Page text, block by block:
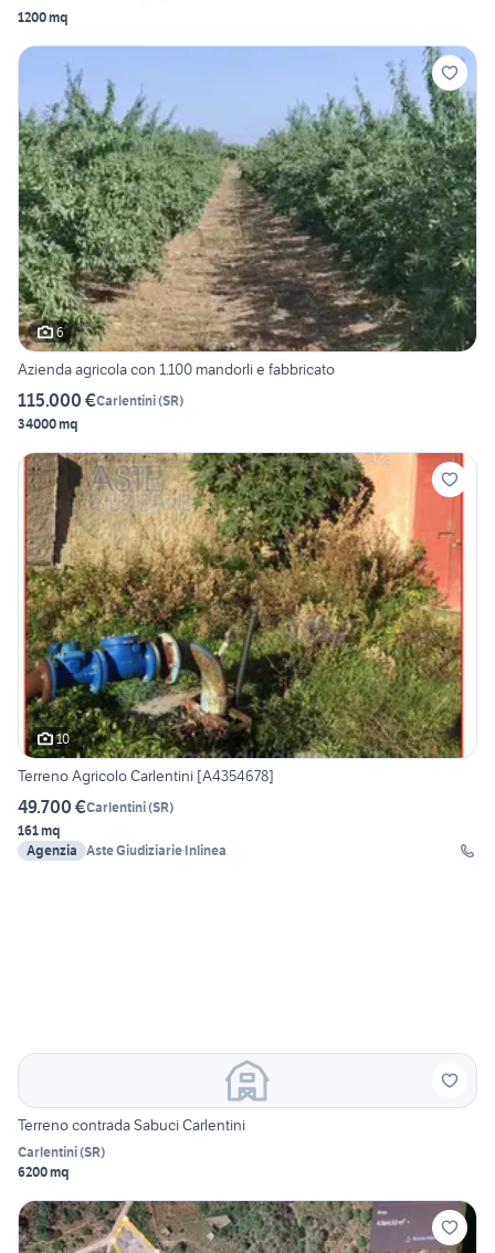
1200 mq
6
Azienda agricola con 1.100 mandorli e fabbricato
115.000 €Carlentini(SR)
34000 mq
10
Terreno Agricolo Carlentini [A4354678]
49.700 €Carlentini(SR)
161 mq
Agenzia Aste Giudiziarie Inlinea
Terreno contrada Sabuci Carlentini
Carlentini(SR)
6200 mq